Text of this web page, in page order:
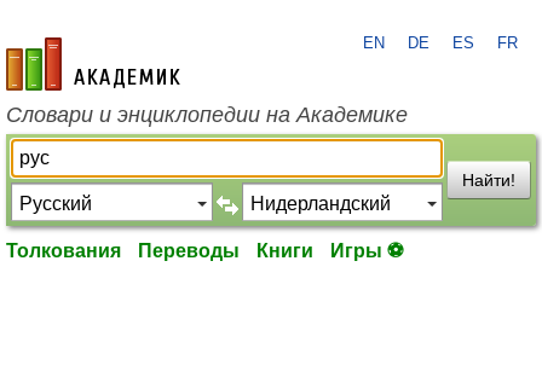
academic.ru
EN DE ES FR
Словари и энциклопедии на Академике
Найти!
Толкования Переводы Книги Игры ⚽